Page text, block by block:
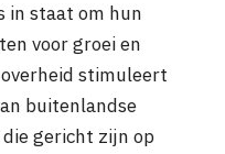
in staat om hun
voor groei en
stimuleert
buitenlandse
gericht zijn op